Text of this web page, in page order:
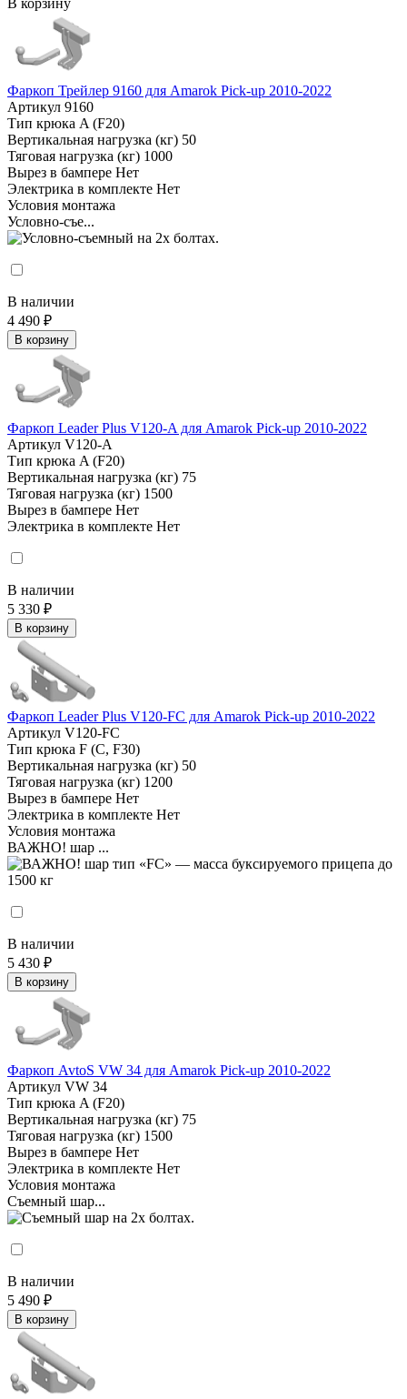
В корзину
Фаркоп Трейлер 9160 для Amarok Pick-up 2010-2022
Артикул 9160
Тип крюка A (F20)
Вертикальная нагрузка (кг) 50
Тяговая нагрузка (кг) 1000
Вырез в бампере Нет
Электрика в комплекте Нет
Условия монтажа
Условно-съе...
В наличии
4 490 ₽
В корзину
Фаркоп Leader Plus V120-A для Amarok Pick-up 2010-2022
Артикул V120-A
Тип крюка A (F20)
Вертикальная нагрузка (кг) 75
Тяговая нагрузка (кг) 1500
Вырез в бампере Нет
Электрика в комплекте Нет
В наличии
5 330 ₽
В корзину
Фаркоп Leader Plus V120-FC для Amarok Pick-up 2010-2022
Артикул V120-FC
Тип крюка F (C, F30)
Вертикальная нагрузка (кг) 50
Тяговая нагрузка (кг) 1200
Вырез в бампере Нет
Электрика в комплекте Нет
Условия монтажа
ВАЖНО! шар ...
В наличии
5 430 ₽
В корзину
Фаркоп AvtoS VW 34 для Amarok Pick-up 2010-2022
Артикул VW 34
Тип крюка A (F20)
Вертикальная нагрузка (кг) 75
Тяговая нагрузка (кг) 1500
Вырез в бампере Нет
Электрика в комплекте Нет
Условия монтажа
Съемный шар...
В наличии
5 490 ₽
В корзину